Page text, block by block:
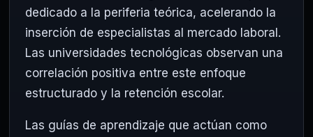
dedicado a la periferia teórica, acelerando la
inserción de especialistas al mercado laboral.
Las universidades tecnológicas observan una
correlación positiva entre este enfoque
estructurado y la retención escolar.
Las guías de aprendizaje que actúan como